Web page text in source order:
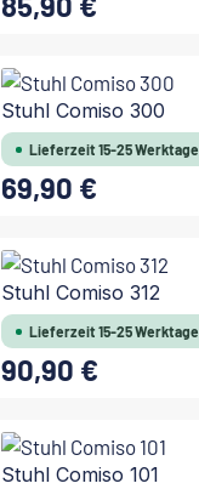
Regulärer Preis:
Stuhl Comiso 300
Lieferzeit 15-25 Werktage
Regulärer Preis:
69,90 €
Stuhl Comiso 312
Lieferzeit 15-25 Werktage
Regulärer Preis:
90,90 €
Stuhl Comiso 101